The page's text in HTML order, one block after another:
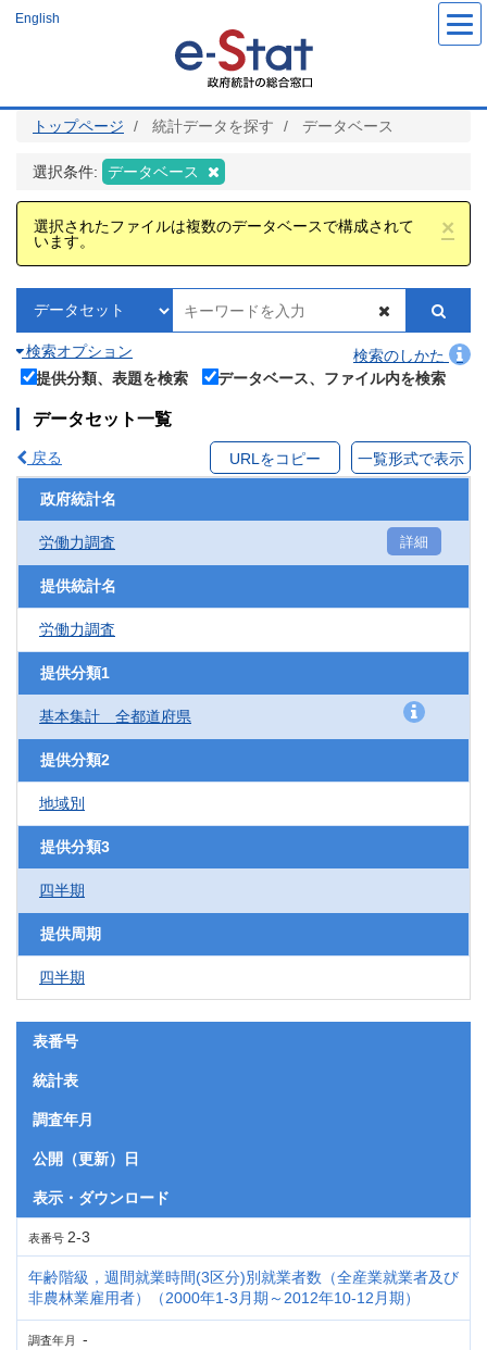
ツ
English
トップページ 統計データを探す データベース
選択条件: データベース
×
選択されたファイルは複数のデータベースで構成されて
います。
検索オプション
検索のしかた
提供分類、表題を検索
データベース、ファイル内を検索
データセット一覧
戻る URLをコピー 一覧形式で表示
政府統計名
労働力調査 詳細
提供統計名
労働力調査
提供分類1
基本集計 全都道府県
提供分類2
地域別
提供分類3
四半期
提供周期
四半期
表番号
統計表
調査年月
公開（更新）日
表示・ダウンロード
表番号 2-3
年齢階級，週間就業時間(3区分)別就業者数（全産業就業者及び
非農林業雇用者）（2000年1-3月期～2012年10-12月期）
調査年月 -